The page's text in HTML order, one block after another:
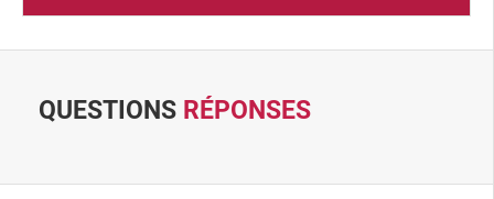
QUESTIONS RÉPONSES